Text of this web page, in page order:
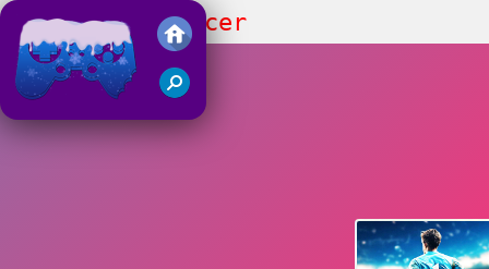
Juegos Friv 2018
Football - Soccer